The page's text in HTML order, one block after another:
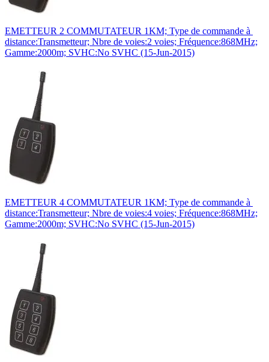
EMETTEUR 2 COMMUTATEUR 1KM; Type de commande à
distance:Transmetteur; Nbre de voies:2 voies; Fréquence:868MHz;
Gamme:2000m; SVHC:No SVHC (15-Jun-2015)
EMETTEUR 4 COMMUTATEUR 1KM; Type de commande à
distance:Transmetteur; Nbre de voies:4 voies; Fréquence:868MHz;
Gamme:2000m; SVHC:No SVHC (15-Jun-2015)